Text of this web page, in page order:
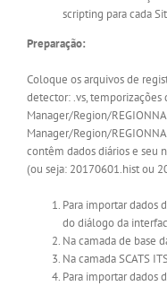
scripting para cada
Preparação:
Coloque os arquivos de
detector: .vs, temporizações
Manager/Region/
Manager/Region/
contêm dados diários e seu
(ou seja: 20170601.hist ou
Para importar dados
do diálogo da
Na camada de base
Na camada SCATS
Para importar dados